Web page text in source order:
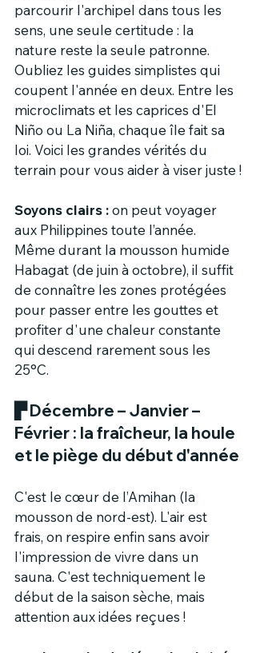
parcourir l'archipel dans tous les
sens, une seule certitude : la
nature reste la seule patronne.
Oubliez les guides simplistes qui
coupent l'année en deux. Entre les
microclimats et les caprices d'El
Niño ou La Niña, chaque île fait sa
loi. Voici les grandes vérités du
terrain pour vous aider à viser juste !
Soyons clairs : on peut voyager
aux Philippines toute l’année.
Même durant la mousson humide
Habagat (de juin à octobre), il suffit
de connaître les zones protégées
pour passer entre les gouttes et
profiter d'une chaleur constante
qui descend rarement sous les
25°C.
▛ Décembre – Janvier –
Février : la fraîcheur, la houle
et le piège du début d'année
C'est le cœur de l’Amihan (la
mousson de nord-est). L'air est
frais, on respire enfin sans avoir
l'impression de vivre dans un
sauna. C'est techniquement le
début de la saison sèche, mais
attention aux idées reçues !